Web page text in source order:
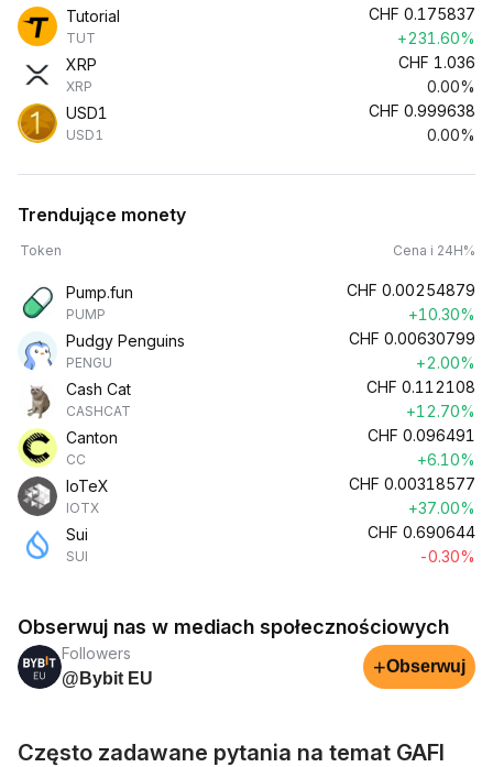
Tutorial
TUT
CHF 0.175837
+231.60%
XRP
XRP
CHF 1.036
0.00%
USD1
USD1
CHF 0.999638
0.00%
Trendujące monety
Token Cena i 24H%
Pump.fun
PUMP
CHF 0.00254879
+10.30%
Pudgy Penguins
PENGU
CHF 0.00630799
+2.00%
Cash Cat
CASHCAT
CHF 0.112108
+12.70%
Canton
CC
CHF 0.096491
+6.10%
IoTeX
IOTX
CHF 0.00318577
+37.00%
Sui
SUI
CHF 0.690644
-0.30%
Obserwuj nas w mediach społecznościowych
Followers
@Bybit EU
+Obserwuj
Często zadawane pytania na temat GAFI